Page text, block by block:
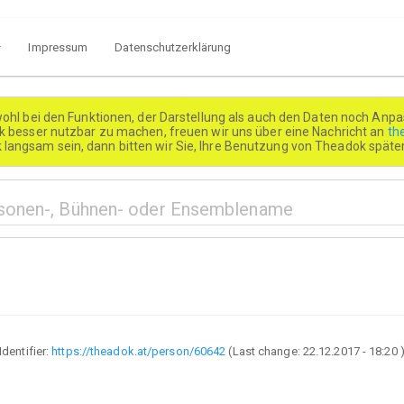
Impressum Datenschutzerklärung
bei den Funktionen, der Darstellung als auch den Daten noch
besser nutzbar zu machen, freuen wir uns über eine Nachricht an
sein, dann bitten wir Sie, Ihre Benutzung von Theadok
Identifier:https://theadok.at/person/60642 (Last change: 22.12.2017 - 18:20)